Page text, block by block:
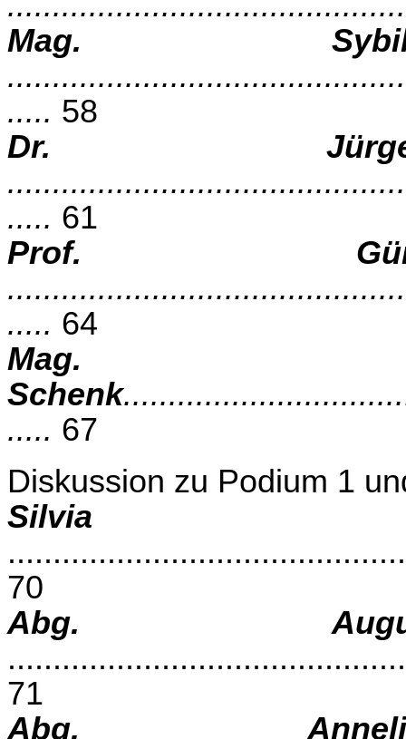
Mag.
..... 58
Dr.
..... 61
Prof.
..... 64
Mag.
Schenk
..... 67
Diskussion zu Podium 1
Silvia
70
Abg.
71
Abg.